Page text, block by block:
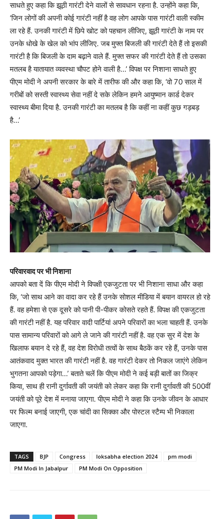
साधते हुए कहा कि झूठी गारंटी देने वालों से सावधान रहना है. उन्होंने कहा कि,
‘जिन लोगों की अपनी कोई गारंटी नहीं है वह लोग आपके पास गारंटी वाली स्कीम
ला रहे हैं. उनकी गारंटी में छिपे खोट को पहचान लीजिए, झूठी गारंटी के नाम पर
उनके धोखे के खेल को भांप लीजिए. जब मुफ्त बिजली की गारंटी देते हैं तो इसकी
गारंटी है कि बिजली के दाम बढ़ाने वाले हैं. मुफ्त सफर की गारंटी देते हैं तो उसका
मतलब है यातायात व्यवस्था चौपट होने वाली है…’ विपक्ष पर निशाना साधते हुए
पीएम मोदी ने अपनी सरकार के बारे में तारीफ की और कहा कि, ‘वो 70 साल में
गरीबों को सस्ती स्वास्थ्य सेवा नहीं दे सके लेकिन हमने आयुष्मान कार्ड देकर
स्वास्थ्य बीमा दिया है. उनकी गारंटी का मतलब है कि कहीं ना कहीं कुछ गड़बड़
है…’
परिवारवाद पर भी निशाना
आपको बता दें कि पीएम मोदी ने विपक्षी एकजुटता पर भी निशाना साधा और कहा
कि, ‘जो साथ आने का वादा कर रहे हैं उनके सोशल मीडिया में बयान वायरल हो रहे
हैं. वह हमेशा से एक दूसरे को पानी पी-पीकर कोसते रहते हैं. विपक्ष की एकजुटता
की गारंटी नहीं है. यह परिवार वादी पार्टियां अपने परिवारों का भला चाहती हैं. उनके
पास सामान्य परिवारों को आगे ले जाने की गारंटी नहीं है. वह एक सुर में देश के
खिलाफ बयान दे रहे हैं, वह देश विरोधी तत्वों के साथ बैठकें कर रहे हैं, उनके पास
आतंकवाद मुक्त भारत की गारंटी नहीं है. वह गारंटी देकर तो निकल जाएंगे लेकिन
भुगतना आपको पड़ेगा…’ बताते चलें कि पीएम मोदी ने कई बड़ी बातों का जिक्र
किया, साथ ही रानी दुर्गावती की जयंती को लेकर कहा कि रानी दुर्गावती की 500वीं
जयंती को पूरे देश में मनाया जाएगा. पीएम मोदी ने कहा कि उनके जीवन‌ के आधार
पर फिल्म बनाई जाएगी, एक चांदी का सिक्का और पोस्टल स्टैम्प भी निकाला
जाएगा.
TAGS BJP Congress loksabha election 2024
pm modi
PM Modi In Jabalpur
PM Modi On Opposition